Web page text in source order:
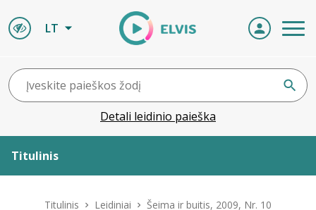
LT
Detali leidinio paieška
Titulinis
Titulinis Leidiniai Šeima ir buitis, 2009, Nr. 10